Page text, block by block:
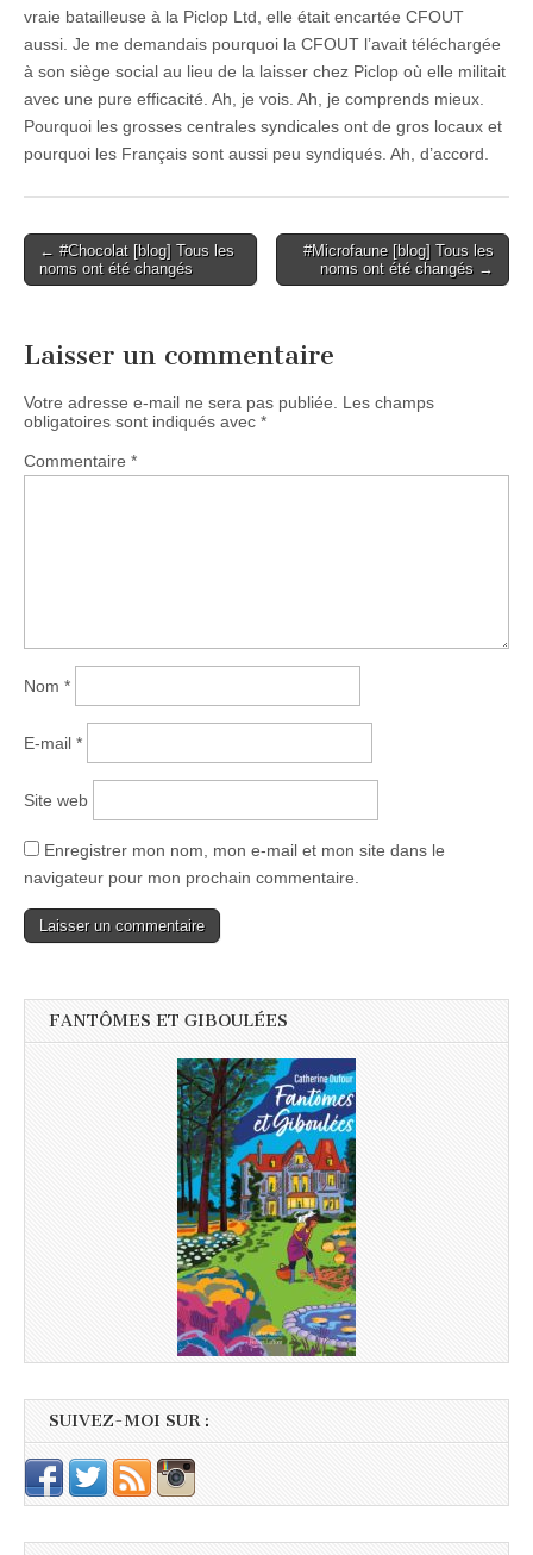
vraie batailleuse à la Piclop Ltd, elle était encartée CFOUT
aussi. Je me demandais pourquoi la CFOUT l’avait téléchargée
à son siège social au lieu de la laisser chez Piclop où elle militait
avec une pure efficacité. Ah, je vois. Ah, je comprends mieux.
Pourquoi les grosses centrales syndicales ont de gros locaux et
pourquoi les Français sont aussi peu syndiqués. Ah, d’accord.
Post
navigation
← #Chocolat [blog] Tous les
noms ont été changés
#Microfaune [blog] Tous les
noms ont été changés →
Laisser un commentaire
Votre adresse e-mail ne sera pas publiée.
Les champs
obligatoires sont indiqués avec *
Commentaire *
Nom *
E-mail *
Site web
Enregistrer mon nom, mon e-mail et mon site dans le
navigateur pour mon prochain commentaire.
FANTÔMES ET GIBOULÉES
SUIVEZ-MOI SUR :